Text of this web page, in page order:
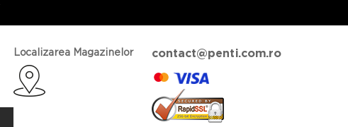
Localizarea Magazinelor contact@penti.com.ro